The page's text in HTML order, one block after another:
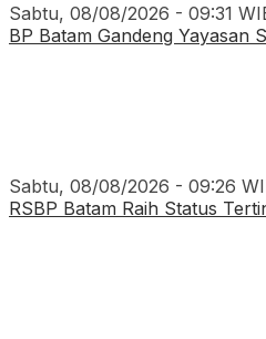
Sabtu, 08/08/2026 - 09:31
BP Batam Gandeng Yayasan
Sabtu, 08/08/2026 - 09:26
RSBP Batam Raih Status